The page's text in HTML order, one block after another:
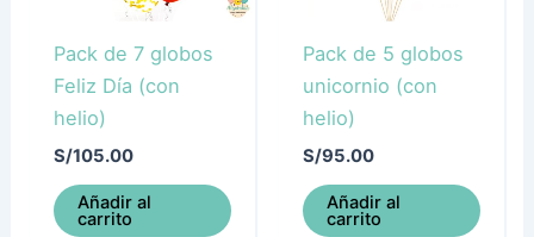
Pack de 7 globos
Feliz Día (con
helio)
S/105.00
Añadir al
carrito
Pack de 5 globos
unicornio (con
helio)
S/95.00
Añadir al
carrito